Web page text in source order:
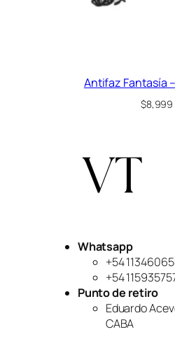
Antifaz Fantasía
$8,999
Whatsapp
+54
+54
Punto de retiro
Eduardo
CABA